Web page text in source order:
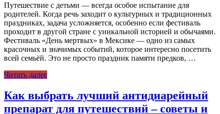
Путешествие с детьми — всегда особое испытание для
родителей. Когда речь заходит о культурных и традиционных
праздниках, задача усложняется, особенно если фестиваль
проходит в другой стране с уникальной историей и обычаями.
Фестиваль «День мертвых» в Мексике — одно из самых
красочных и значимых событий, которое интересно посетить
всей семьёй. Это не просто праздник памяти предков, …
Читать далее
Как выбрать лучший антидиарейный
препарат для путешествий – советы и